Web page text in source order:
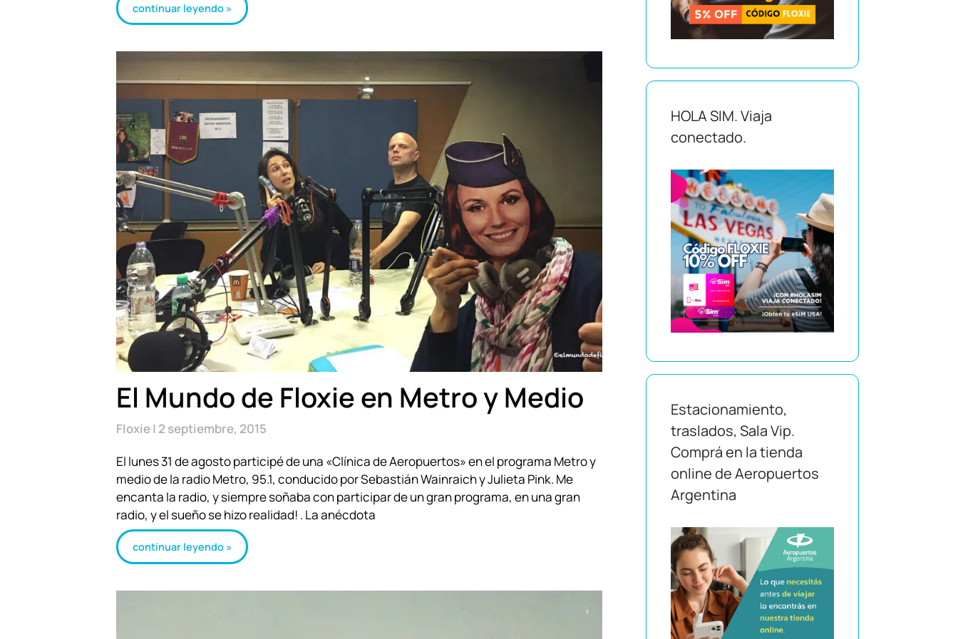
HOLA SIM. Viaja
conectado.
Estacionamiento,
traslados, Sala Vip.
Comprá en la tienda
online de Aeropuertos
Argentina
continuar leyendo »
El Mundo de Floxie en Metro y Medio
Floxie 2 septiembre, 2015
El lunes 31 de agosto participé de una «Clínica de Aeropuertos» en el programa Metro y
medio de la radio Metro, 95.1, conducido por Sebastián Wainraich y Julieta Pink. Me
encanta la radio, y siempre soñaba con participar de un gran programa, en una gran
radio, y el sueño se hizo realidad! . La anécdota
continuar leyendo »